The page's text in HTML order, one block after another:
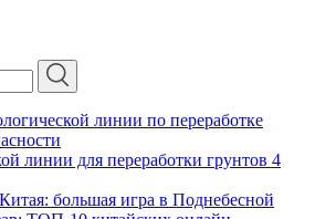
линии по переработке
линии для переработки грунтов 4
большая игра в Поднебесной